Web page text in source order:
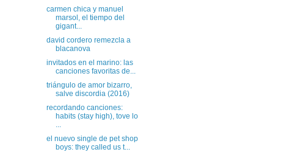
carmen chica y manuel
marsol, el tiempo del
gigant...
david cordero remezcla a
blacanova
invitados en el marino: las
canciones favoritas de...
triángulo de amor bizarro,
salve discordia (2016)
recordando canciones:
habits (stay high), tove lo
...
el nuevo single de pet shop
boys: they called us t...